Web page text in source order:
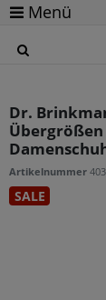
Menü
Dr.
Übergrößen
Artikelnummer
SALE